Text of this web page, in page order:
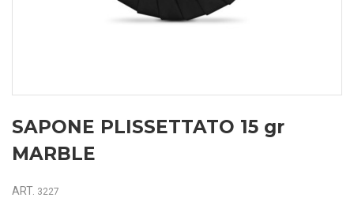
SAPONE PLISSETTATO 15 gr
MARBLE
ART. 3227